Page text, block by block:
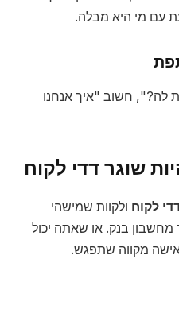
עם מי היא מבלה.
לה?", חשוב "איך אנחנו
שוגר דדי לקוח
לקוח ולקוות שמישהי
בנק. או שאתה יכול
מקווה שתפגש.